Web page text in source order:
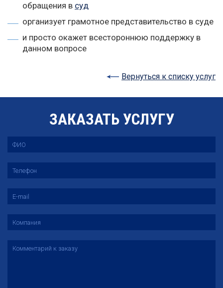
обращения в суд
организует грамотное представительство в суде
и просто окажет всестороннюю поддержку в
данном вопросе
Вернуться к списку услуг
ЗАКАЗАТЬ УСЛУГУ